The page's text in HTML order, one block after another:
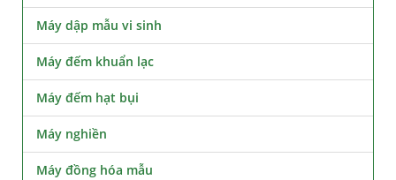
Máy dập mẫu vi sinh
Máy đếm khuẩn lạc
Máy đếm hạt bụi
Máy nghiền
Máy đồng hóa mẫu